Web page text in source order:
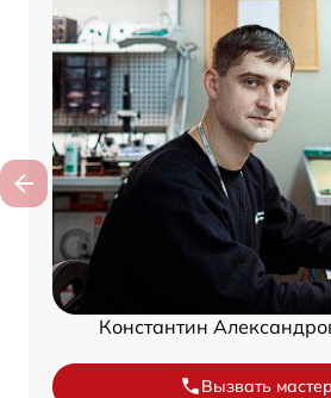
Константин
Вызвать